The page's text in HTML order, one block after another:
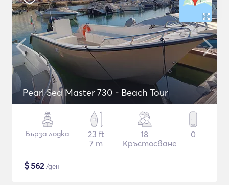
Pearl Sea Master 730 - Beach Tour
Бърза лодка
23 ft
7 m
18
Кръстосване
0
$562/ден